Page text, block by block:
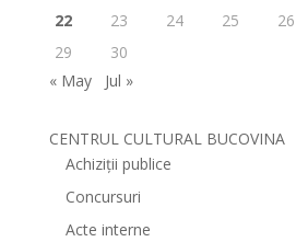
22
23 24 25 26
29
30
« May
Jul »
CENTRUL CULTURAL BUCOVINA
Achiziții publice
Concursuri
Acte interne